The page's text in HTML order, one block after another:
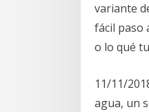
variante
fácil paso
o lo qué
11/11/
agua, un